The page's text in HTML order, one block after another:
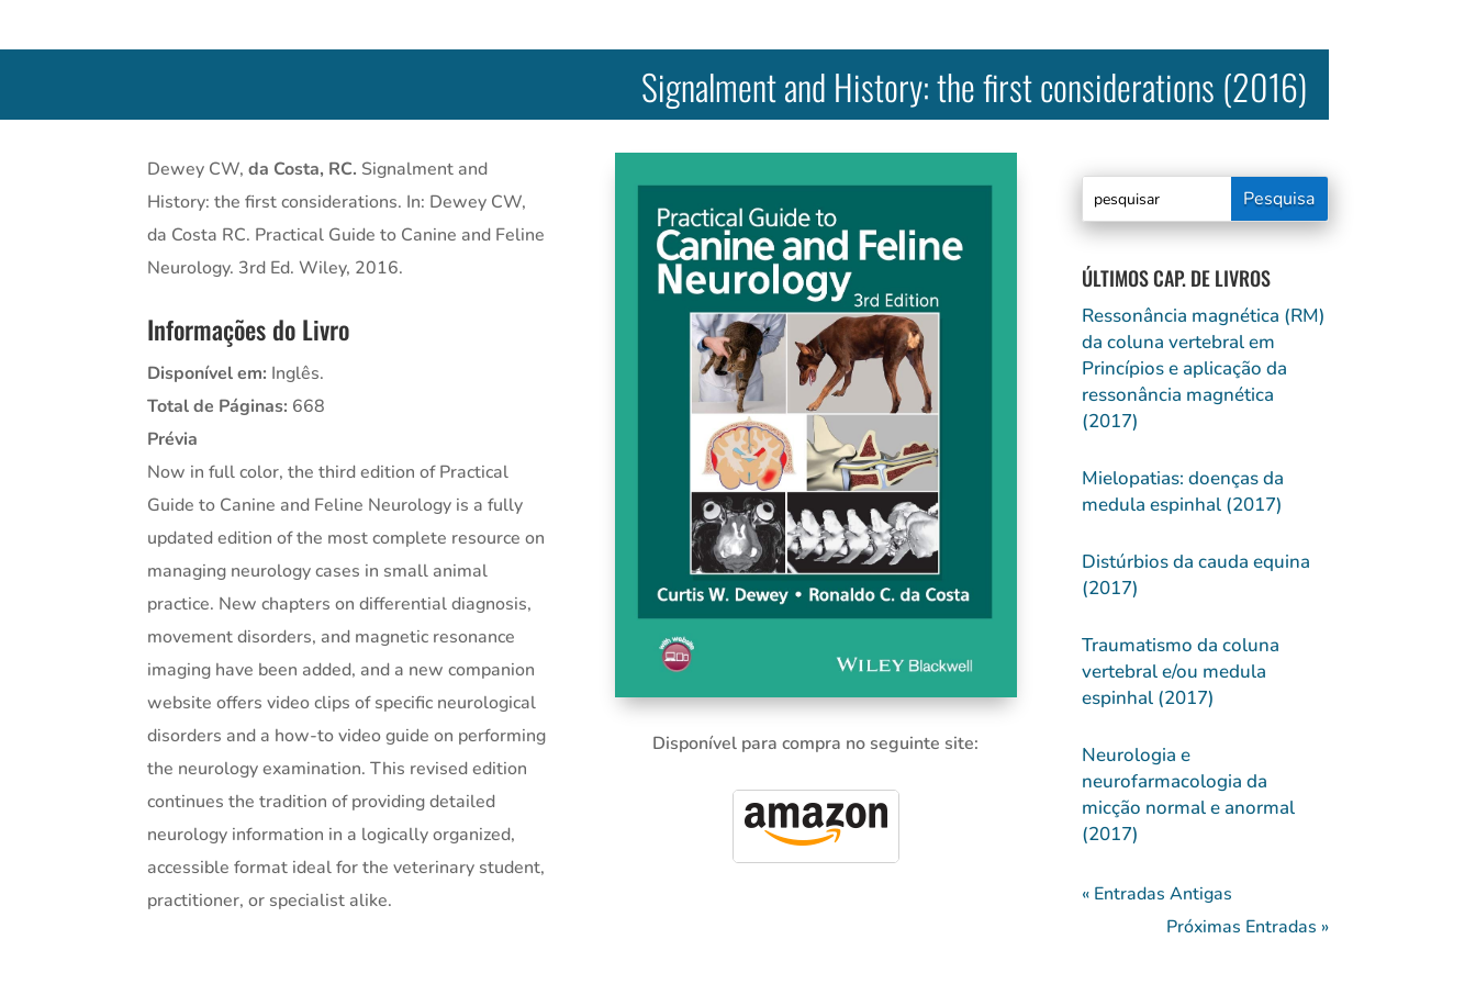
Signalment and History: the first considerations (2016)
Dewey CW,da Costa, RC. Signalment and
History: the first considerations. In: Dewey CW,
da Costa RC. Practical Guide to Canine and Feline
Neurology. 3rd Ed. Wiley, 2016.
Informações do Livro
Disponível em: Inglês.
Total de Páginas: 668
Prévia
Now in full color, the third edition of Practical
Guide to Canine and Feline Neurology is a fully
updated edition of the most complete resource on
managing neurology cases in small animal
practice. New chapters on differential diagnosis,
movement disorders, and magnetic resonance
imaging have been added, and a new companion
website offers video clips of specific neurological
disorders and a how-to video guide on performing
the neurology examination. This revised edition
continues the tradition of providing detailed
neurology information in a logically organized,
accessible format ideal for the veterinary student,
practitioner, or specialist alike.
Disponível para compra no seguinte site:
ÚLTIMOS CAP. DE LIVROS
Ressonância magnética (RM)
da coluna vertebral em
Princípios e aplicação da
ressonância magnética
(2017)
Mielopatias: doenças da
medula espinhal (2017)
Distúrbios da cauda equina
(2017)
Traumatismo da coluna
vertebral e/ou medula
espinhal (2017)
Neurologia e
neurofarmacologia da
micção normal e anormal
(2017)
« Entradas Antigas
Próximas Entradas »